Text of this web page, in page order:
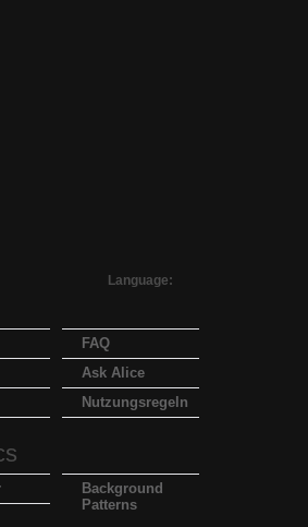
Language:
FAQ
Ask Alice
Nutzungsregeln
Background
Patterns